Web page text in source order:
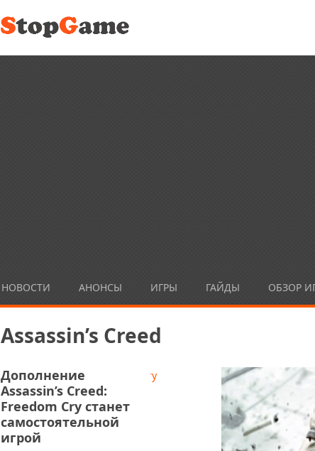
НОВОСТИ АНОНСЫ ИГРЫ ГАЙДЫ ОБЗОР
Assassin’s Creed
Дополнение
Assassin’s Creed:
Freedom Cry станет
самостоятельной
игрой